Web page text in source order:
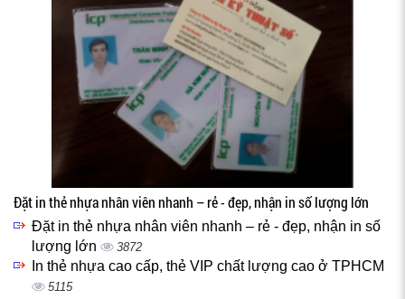
Đặt in thẻ nhựa nhân viên nhanh – rẻ - đẹp, nhận in số lượng lớn
Đặt in thẻ nhựa nhân viên nhanh – rẻ - đẹp, nhận in số
lượng lớn
3872
In thẻ nhựa cao cấp, thẻ VIP chất lượng cao ở TPHCM
5115